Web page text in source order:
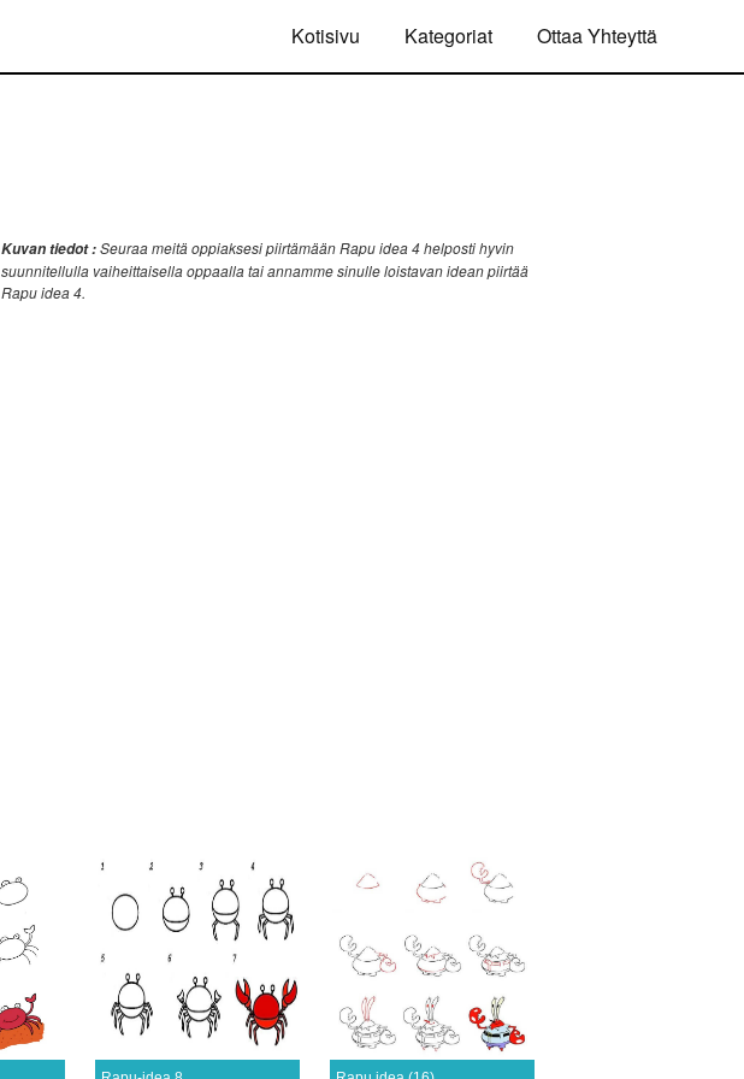
Kotisivu Kategoriat Ottaa Yhteyttä
Kuvan tiedot :Seuraa meitä oppiaksesi piirtämään Rapu idea 4 helposti hyvin
suunnitellulla vaiheittaisella oppaalla tai annamme sinulle loistavan idean piirtää
Rapu idea 4.